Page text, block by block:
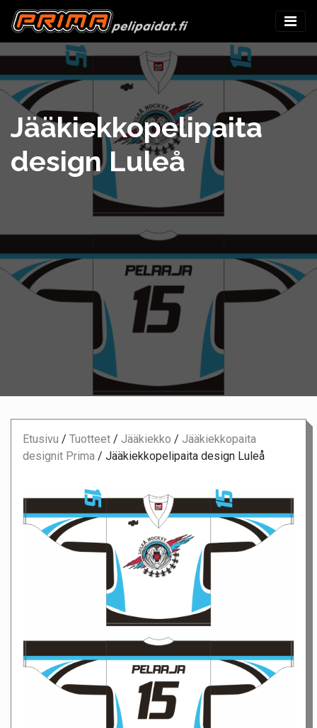
Jääkiekkopelipaita
design Luleå
Etusivu / Tuotteet / Jääkiekko / Jääkiekkopaita
designit Prima / Jääkiekkopelipaita design Luleå